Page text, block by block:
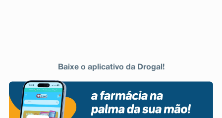
Baixe o aplicativo da Drogal!